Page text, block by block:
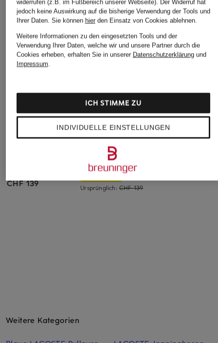
CHF 139
Sweatshirt
CHF 119
Ursprünglich: CHF 139
Weitere Kategorien
widerrufen (z.B. im Fußbereich unserer Webseite). Der Widerruf hat
jedoch keine Auswirkung auf die bisherige Verwendung der Tools und
Ihrer Daten. Sie können hierden Einsatz von Cookies ablehnen.
Weitere Informationen zu den eingesetzten Tools und der
Verwendung Ihrer Daten, welche wir und unsere Partner durch die
Cookies erheben, erhalten Sie in unserer Datenschutzerklärungund
Impressum.
INDIVIDUELLE EINSTELLUNGEN
ICH STIMME ZU